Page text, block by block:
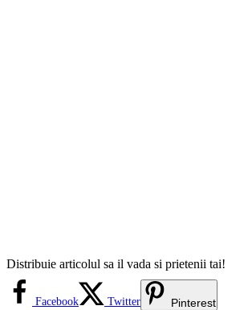
Distribuie articolul sa il vada si prietenii tai!
Facebook Twitter Pinterest